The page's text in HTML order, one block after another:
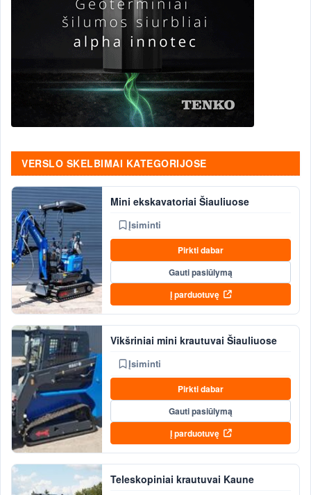
VERSLO SKELBIMAI KATEGORIJOSE
Mini ekskavatoriai Šiauliuose
Įsiminti
Pirkti dabar
Gauti pasiūlymą
Į parduotuvę
Vikšriniai mini krautuvai Šiauliuose
Įsiminti
Pirkti dabar
Gauti pasiūlymą
Į parduotuvę
Teleskopiniai krautuvai Kaune